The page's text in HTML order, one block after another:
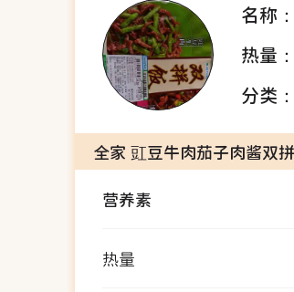
名称：
热量：
分类：
全家 豇豆牛肉茄子肉酱双
营养素
热量